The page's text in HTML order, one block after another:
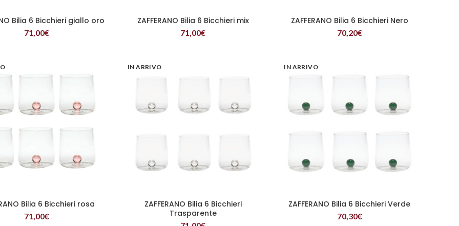
LEGGI TUTTO
Bilia 6 Bicchieri giallo oro
71,00€
LEGGI TUTTO
ZAFFERANO Bilia 6 Bicchieri mix
71,00€
LEGGI TUTTO
ZAFFERANO Bilia 6 Bicchieri Nero
70,20€
LEGGI TUTTO
Bilia 6 Bicchieri rosa
71,00€
IN ARRIVO
LEGGI TUTTO
ZAFFERANO Bilia 6 Bicchieri
Trasparente
IN ARRIVO
LEGGI TUTTO
ZAFFERANO Bilia 6 Bicchieri Verde
70,30€